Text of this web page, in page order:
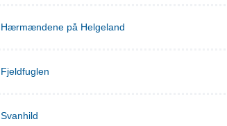
Hærmændene på Helgeland
Fjeldfuglen
Svanhild